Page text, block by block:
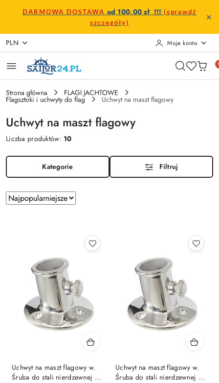
Przejdź do treści głównej
Przejdź do wyszukiwarki
Przejdź do moje konto
Przejdź do menu głównego
Przejdź do stopki
DARMOWA DOSTAWA od 100,00 zł !!! (sprawdź
szczegóły)
PLN Moje konto
Strona główna FLAGI JACHTOWE
Flagsztoki i uchwyty do flag Uchwyt na maszt flagowy
Uchwyt na maszt flagowy
Liczba produktów: 10
Kategorie Filtruj
Zastosowano
sortowanie:
Sortuj
według
Uchwyt na maszt flagowy w.
Śruba do stali nierdzewnej na
Uchwyt na maszt flagowy w.
Śruba do stali nierdzewnej 32